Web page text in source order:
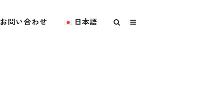
お問い合わせ 日本語